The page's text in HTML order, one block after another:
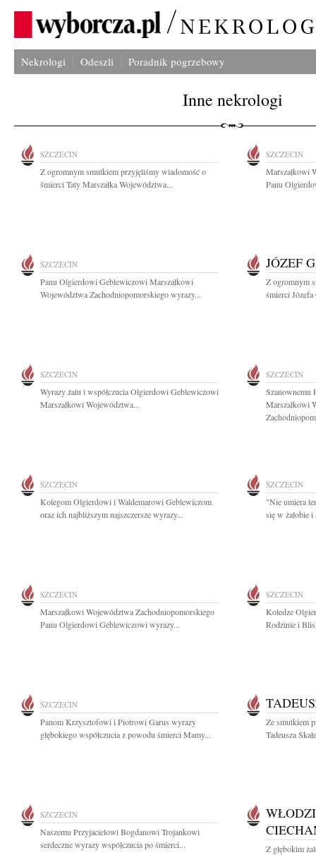
Nekrologi Odeszli Poradnik pogrzebowy
Inne nekrologi
SZCZECIN
Z ogromnym smutkiem przyjęliśmy wiadomość o
śmierci Taty Marszałka Województwa...
SZCZECIN
Marszałkowi
Panu
SZCZECIN
Panu Olgierdowi Geblewiczowi Marszałkowi
Województwa Zachodniopomorskiego wyrazy...
JÓZEF
Z ogromnym
śmierci
SZCZECIN
Wyrazy żalu i współczucia Olgierdowi Geblewiczowi
Marszałkowi Województwa...
SZCZECIN
Szanownemu
Marszałkowi
SZCZECIN
Kolegom Olgierdowi i Waldemarowi Geblewiczom
oraz ich najbliższym najszczersze wyrazy...
SZCZECIN
"Nie umiera
się w żałobie
SZCZECIN
Marszałkowi Województwa Zachodniopomorskiego
Panu Olgierdowi Geblewiczowi wyrazy...
SZCZECIN
Koledze
Rodzinie i
SZCZECIN
Panom Krzysztofowi i Piotrowi Garus wyrazy
głębokiego współczucia z powodu śmierci Mamy...
Ze smutkiem
Tadeusza
SZCZECIN
Naszemu Przyjacielowi Bogdanowi Trojankowi
serdeczne wyrazy współczucia po śmierci...
Z głębokim